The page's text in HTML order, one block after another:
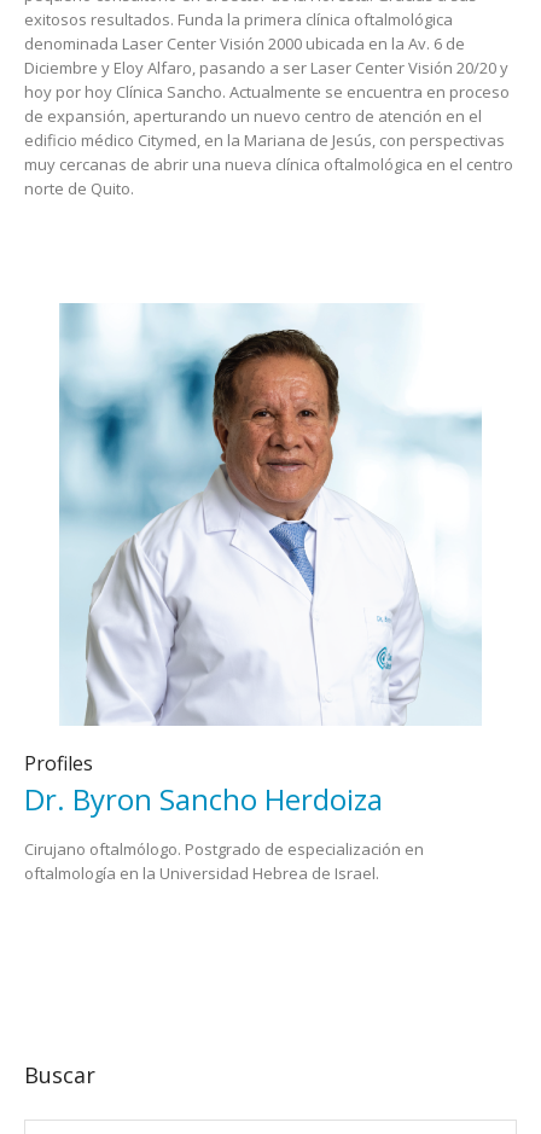
exitosos resultados. Funda la primera clínica oftalmológica
denominada Laser Center Visión 2000 ubicada en la Av. 6 de
Diciembre y Eloy Alfaro, pasando a ser Laser Center Visión 20/20 y
hoy por hoy Clínica Sancho. Actualmente se encuentra en proceso
de expansión, aperturando un nuevo centro de atención en el
edificio médico Citymed, en la Mariana de Jesús, con perspectivas
muy cercanas de abrir una nueva clínica oftalmológica en el centro
norte de Quito.
Profiles
Dr. Byron Sancho Herdoiza
Cirujano oftalmólogo. Postgrado de especialización en
oftalmología en la Universidad Hebrea de Israel.
Buscar